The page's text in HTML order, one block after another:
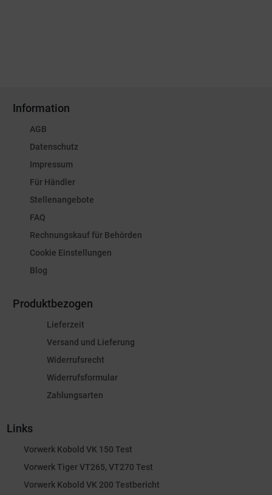
Information
AGB
Datenschutz
Impressum
Für Händler
Stellenangebote
FAQ
Rechnungskauf für Behörden
Cookie Einstellungen
Blog
Produktbezogen
Lieferzeit
Versand und Lieferung
Widerrufsrecht
Widerrufsformular
Zahlungsarten
Links
Vorwerk Kobold VK 150 Test
Vorwerk Tiger VT265, VT270 Test
Vorwerk Kobold VK 200 Testbericht